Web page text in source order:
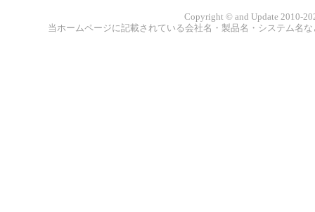
Copyright © and Update 2010-
当ホームページに記載されている会社名・製品名・システム名